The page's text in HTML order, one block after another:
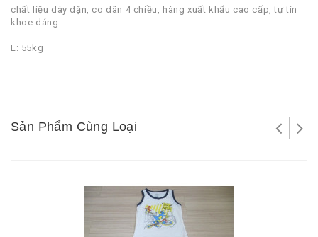
chất liệu dày dặn, co dãn 4 chiều, hàng xuất khẩu cao cấp, tự tin
khoe dáng
L: 55kg
Sản Phẩm Cùng Loại